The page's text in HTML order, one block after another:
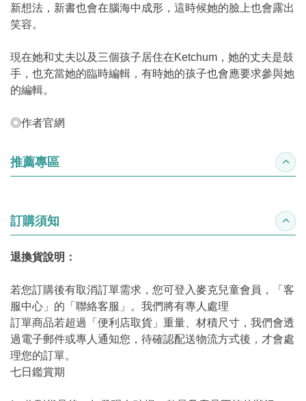
新想法，新書也會在腦海中成形，這時候她的臉上也會露出
笑容。
現在她和丈夫以及三個孩子居住在Ketchum，她的丈夫是鼓
手，也充當她的臨時編輯，有時她的孩子也會應要求參與她
的編輯。
◎作者官網
推薦專區 收合
訂購須知 收合
退換貨說明：
若您訂購後有取消訂單需求，您可登入麥克兒童會員，「客
服中心」的「聯絡客服」。我們將有專人處理
訂單商品若超過「便利店取貨」重量、材積尺寸，我們會透
過電子郵件或專人通知您，待確認配送物流方式後，才會處
理您的訂單。
七日鑑賞期